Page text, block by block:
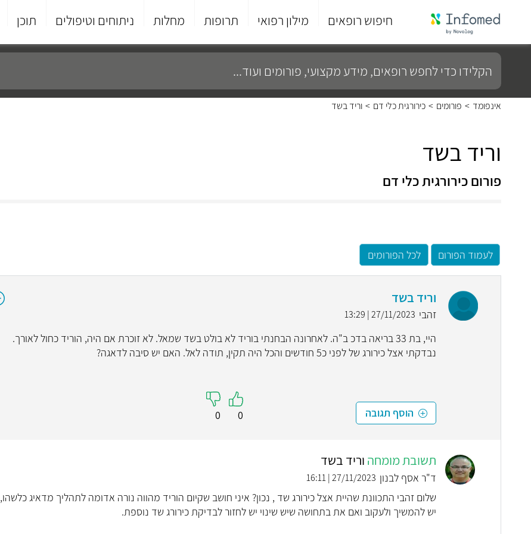
חיפוש רופאים מילון רפואי תרופות מחלות ניתוחים וטיפולים תוכן
סוף
התפריט
הקלידו
כדי
לחפש
רופאים,
מידע
מקצועי,
אינפומד > פורומים > כירורגית כלי דם > וריד בשד
וריד בשד
פורום כירורגית כלי דם
לעמוד הפורום לכל הפורומים
וריד בשד
זהבי 27/11/2023 | 13:29
היי, בת 33 בריאה בדכ ב"ה. לאחרונה הבחנתי בוריד לא בולט בשד שמאל. לא זוכרת אם היה, הוריד כחול לאורך.
נבדקתי אצל כירורג של לפני כ5 חודשים והכל היה תקין, תודה לאל. האם יש סיבה לדאגה?
הוסף תגובה 0
0
תשובת מומחה וריד בשד
ד"ר אסף לבנון 27/11/2023 | 16:11
שלום זהבי התכוונת שהיית אצל כירורג שד , נכון? איני חושב שקיום הוריד מהווה נורה אדומה לתהליך מדאיג כלשהו,
יש להמשיך ולעקוב ואם את בתחושה שיש שינוי יש לחזור לבדיקת כירורג שד נוספת.